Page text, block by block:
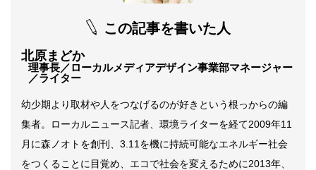
この記事を書いた人
北原まどか
理事長／ローカルメディアデザイン事業部マネージャー
／ライター
幼少期より取材や人をつなげるのが好きという根っからの編
集者。ローカルニュース記者、環境ライターを経て2009年11
月に森ノオトを創刊、3.11を機に持続可能なエネルギー社会
をつくることに目覚め、エコで社会を変えるために2013年、